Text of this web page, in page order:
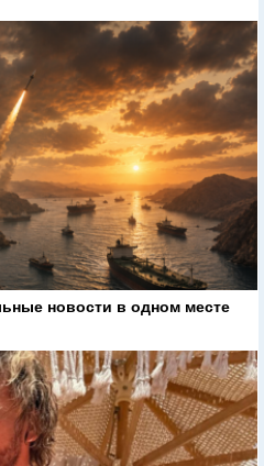
новости в одном месте